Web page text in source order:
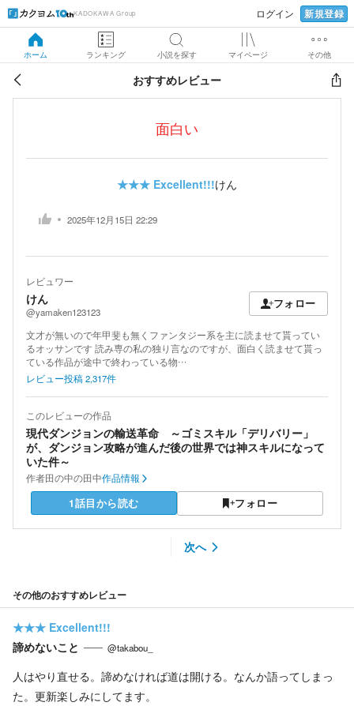
KADOKAWA Group ログイン 新規登録
ホーム ランキング 小説を探す マイページ その他
おすすめレビュー
面白い
★★★ Excellent!!!けん
2025年12月15日 22:29
レビュワー
けん
@yamaken123123
フォロー
文才が無いので年甲斐も無くファンタジー系を主に読ませて貰ってい
るオッサンです 読み専の私の独り言なのですが、面白く読ませて貰っ
ている作品が途中で終わっている物…
レビュー投稿2,317件
このレビューの作品
現代ダンジョンの輸送革命 ～ゴミスキル「デリバリー」
が、ダンジョン攻略が進んだ後の世界では神スキルになって
いた件～
作者田の中の田中作品情報
1話目から読む フォロー
次へ
その他のおすすめレビュー
★★★ Excellent!!!
諦めないこと
@takabou_
人はやり直せる。諦めなければ道は開ける。なんか語ってしまっ
た。更新楽しみにしてます。